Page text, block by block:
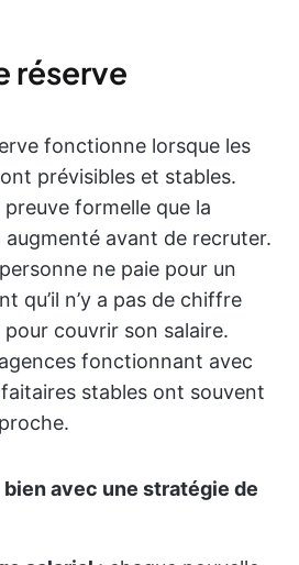
réserve
fonctionne lorsque les
prévisibles et stables.
preuve formelle que la
avant de recruter.
ne paie pour un
qu’il n’y a pas de chiffre
pour couvrir son salaire.
fonctionnant avec
stables ont souvent
avec une stratégie de